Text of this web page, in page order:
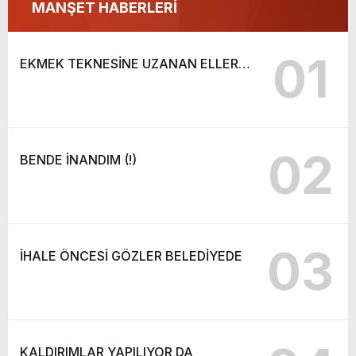
MANŞET HABERLERİ
EKMEK TEKNESİNE UZANAN ELLER… 01
BENDE İNANDIM (!) 02
İHALE ÖNCESİ GÖZLER BELEDİYEDE 03
KALDIRIMLAR YAPILIYOR DA